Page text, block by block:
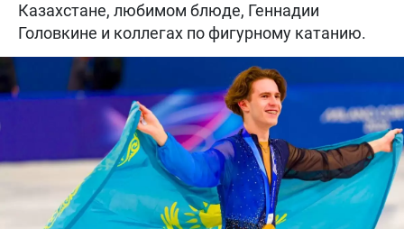
Казахстане, любимом блюде, Геннадии
Головкине и коллегах по фигурному катанию.